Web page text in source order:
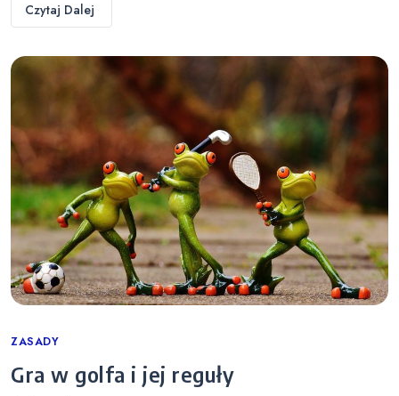
Czytaj Dalej
Categories
ZASADY
Gra w golfa i jej reguły